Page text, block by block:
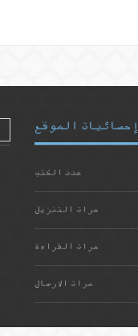
إحصائيات الموقع
عدد الكتب
مرات التنزيل
مرات القراءة
مرات الارسال